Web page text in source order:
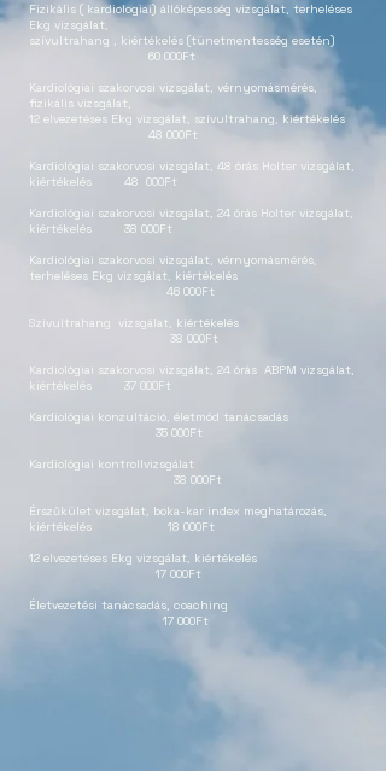
Fizikális ( kardiologiai) állóképesség vizsgálat, terheléses
Ekg vizsgálat,
szívultrahang , kiértékelés (tünetmentesség esetén)
60 000Ft
Kardiológiai szakorvosi vizsgálat, vérnyomásmérés,
fizikális vizsgálat,
12 elvezetéses Ekg vizsgálat, szívultrahang, kiértékelés
48 000Ft
Kardiológiai szakorvosi vizsgálat, 48 órás Holter vizsgálat,
kiértékelés 48 000Ft
Kardiológiai szakorvosi vizsgálat, 24 órás Holter vizsgálat,
kiértékelés 38 000Ft
Kardiológiai szakorvosi vizsgálat, vérnyomásmérés,
terheléses Ekg vizsgálat, kiértékelés
46 000Ft
Szívultrahang vizsgálat, kiértékelés
38 000Ft
Kardiológiai szakorvosi vizsgálat, 24 órás ABPM vizsgálat,
kiértékelés 37 000Ft
Kardiológiai konzultáció, életmód tanácsadás
35 000Ft
Kardiológiai kontrollvizsgálat
38 000Ft
Érszűkület vizsgálat, boka-kar index meghatározás,
kiértékelés 18 000Ft
12 elvezetéses Ekg vizsgálat, kiértékelés
17 000Ft
Életvezetési tanácsadás, coaching
17 000Ft